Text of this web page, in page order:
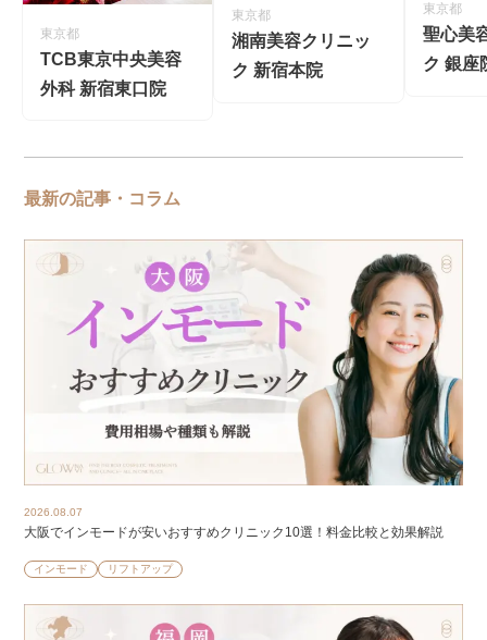
東京都
TCB東京中央美容
外科 新宿東口院
東京都
湘南美容クリニッ
ク 新宿本院
東京都
聖心美
ク 銀座
最新の記事・コラム
2026.08.07
大阪でインモードが安いおすすめクリニック10選！料金比較と効果解説
インモード リフトアップ